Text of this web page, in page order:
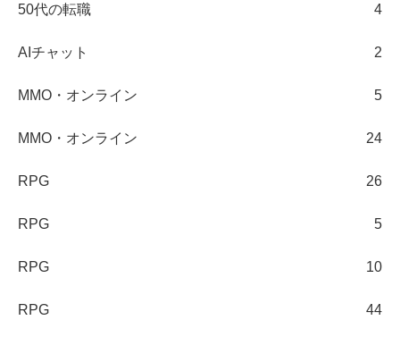
50代の転職 4
AIチャット 2
MMO・オンライン 5
MMO・オンライン 24
RPG 26
RPG 5
RPG 10
RPG 44